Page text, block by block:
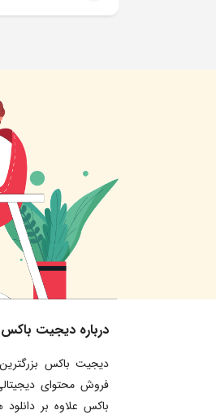
درباره دیجیت باکس
دیجیت باکس
فروش محتوای
باکس علاوه بر